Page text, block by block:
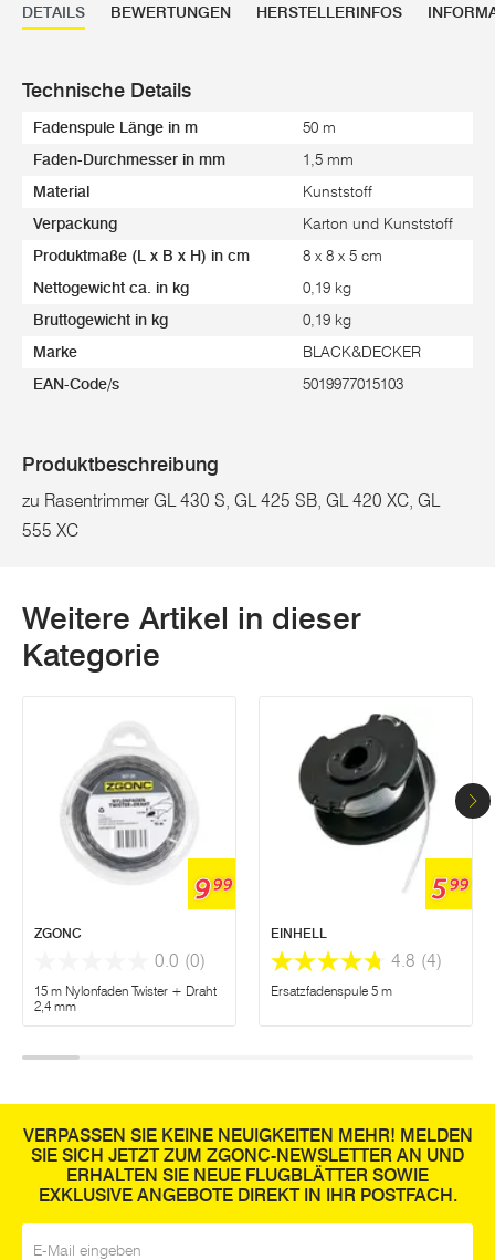
DETAILS BEWERTUNGEN HERSTELLERINFOS
Technische Details
Fadenspule Länge in m 50 m
Faden-Durchmesser in mm 1,5 mm
Material Kunststoff
Verpackung Karton und Kunststoff
Produktmaße (L x B x H) in cm 8 x 8 x 5 cm
Nettogewicht ca. in kg 0,19 kg
Bruttogewicht in kg 0,19 kg
Marke BLACK&DECKER
EAN-Code/s 5019977015103
Produktbeschreibung
zu Rasentrimmer GL 430 S, GL 425 SB, GL 420 XC, GL
555 XC
Weitere Artikel in dieser
Kategorie
999
ZGONC
0.0 (0)
15 m Nylonfaden Twister + Draht
2,4 mm
599
EINHELL
4.8 (4)
Ersatzfadenspule 5 m
VERPASSEN SIE KEINE NEUIGKEITEN MEHR! MELDEN
SIE SICH JETZT ZUM ZGONC-NEWSLETTER AN UND
ERHALTEN SIE NEUE FLUGBLÄTTER SOWIE
EXKLUSIVE ANGEBOTE DIREKT IN IHR POSTFACH.